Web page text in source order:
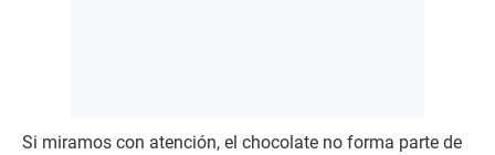
Si miramos con atención, el chocolate no forma parte de